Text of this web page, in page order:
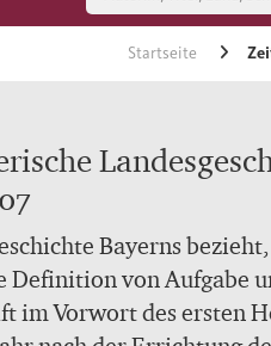
Startseite
Bayerns
Definition von Aufgabe
im Vorwort des ersten